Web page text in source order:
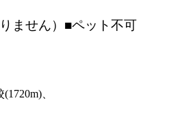
ません）■ペット不可
、